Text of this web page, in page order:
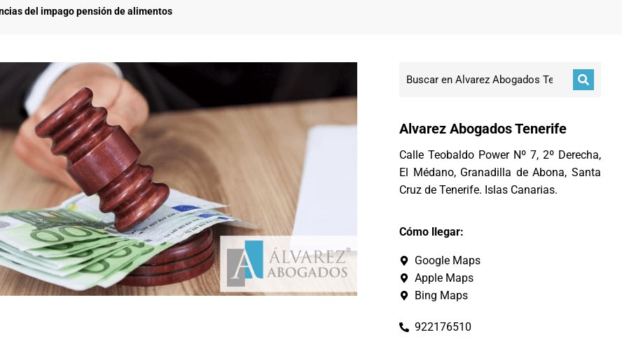
del impago pensión de alimentos
Alvarez Abogados Tenerife
Calle Teobaldo Power Nº 7, 2º Derecha,
El Médano, Granadilla de Abona, Santa
Cruz de Tenerife. Islas Canarias.
Cómo llegar:
Google Maps
Apple Maps
Bing Maps
922176510